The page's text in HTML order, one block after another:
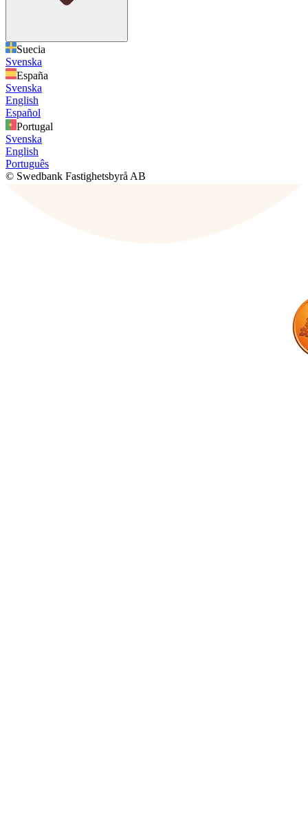
Suecia
Svenska
España
Svenska
English
Español
Portugal
Svenska
English
Português
© Swedbank Fastighetsbyrå AB